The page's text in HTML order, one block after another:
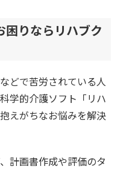
困りならリハブク
どで苦労されている人
学的介護ソフト「リハ
えがちなお悩みを解決
計画書作成や評価のタ